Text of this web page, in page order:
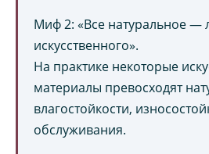
Миф 2: «Все натуральное —
искусственного».
На практике некоторые
материалы превосходят
влагостойкости,
обслуживания.